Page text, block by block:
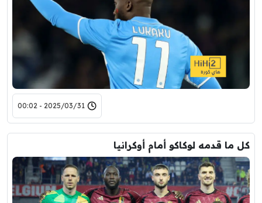
2025/03/31 - 00:02
كل ما قدمه لوكاكو أمام أوكرانيا